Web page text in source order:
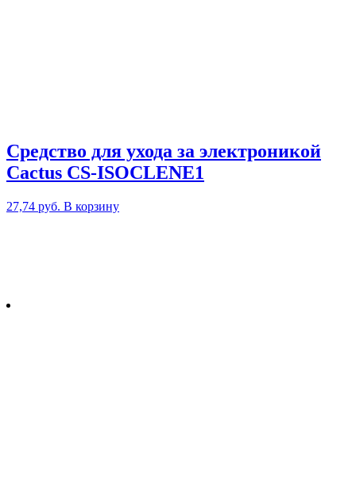
Средство для ухода за электроникой
Cactus CS-ISOCLENE1
27,74 руб. В корзину